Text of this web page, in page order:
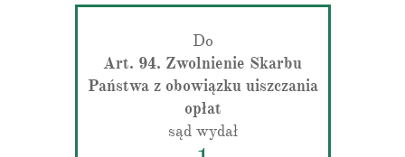
Do
Art. 94. Zwolnienie Skarbu
Państwa z obowiązku uiszczania
opłat
sąd wydał